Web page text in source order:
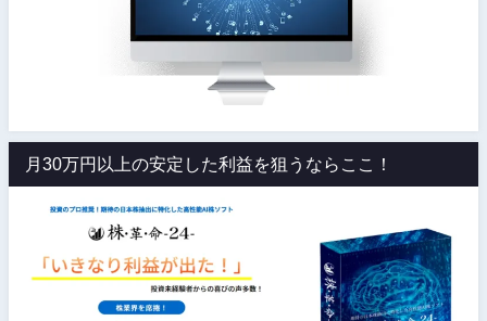
月30万円以上の安定した利益を狙うならここ！